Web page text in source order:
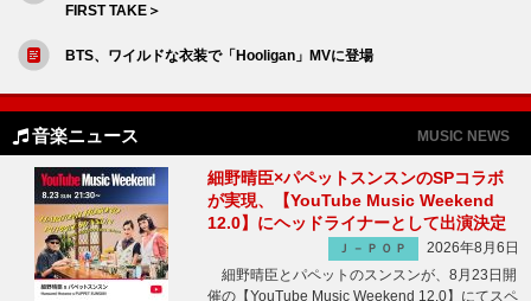
FIRST TAKE＞
BTS、ワイルドな衣装で「Hooligan」MVに登場
音楽ニュース MUSIC NEWS
細野晴臣×パペットスンスンのSPコラボ
が実現、【YouTube Music Weekend
12.0】にヘッドライナーとして出演決定
Ｊ－ＰＯＰ
2026年8月6日
細野晴臣とパペットのスンスンが、8月23日開
催の【YouTube Music Weekend 12.0】にてスペ